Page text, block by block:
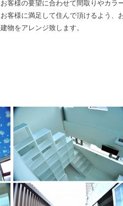
お客様の要望に合わせて間取りやカラ
お客様に満足して住んで頂けるよう、
建物をアレンジ致します。